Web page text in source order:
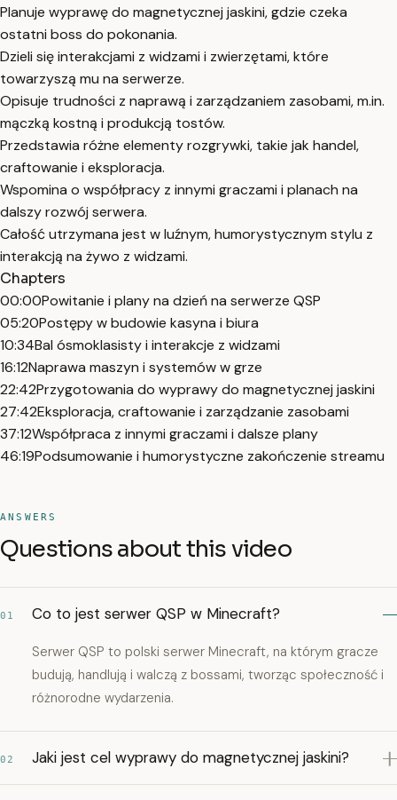
Planuje wyprawę do magnetycznej jaskini, gdzie czeka
ostatni boss do pokonania.
Dzieli się interakcjami z widzami i zwierzętami, które
towarzyszą mu na serwerze.
Opisuje trudności z naprawą i zarządzaniem zasobami, m.in.
mączką kostną i produkcją tostów.
Przedstawia różne elementy rozgrywki, takie jak handel,
craftowanie i eksploracja.
Wspomina o współpracy z innymi graczami i planach na
dalszy rozwój serwera.
Całość utrzymana jest w luźnym, humorystycznym stylu z
interakcją na żywo z widzami.
Chapters
00:00Powitanie i plany na dzień na serwerze QSP
05:20Postępy w budowie kasyna i biura
10:34Bal ósmoklasisty i interakcje z widzami
16:12Naprawa maszyn i systemów w grze
22:42Przygotowania do wyprawy do magnetycznej jaskini
27:42Eksploracja, craftowanie i zarządzanie zasobami
37:12Współpraca z innymi graczami i dalsze plany
46:19Podsumowanie i humorystyczne zakończenie streamu
ANSWERS
Questions about this video
01 Co to jest serwer QSP w Minecraft?
Serwer QSP to polski serwer Minecraft, na którym gracze
budują, handlują i walczą z bossami, tworząc społeczność i
różnorodne wydarzenia.
02 Jaki jest cel wyprawy do magnetycznej jaskini?